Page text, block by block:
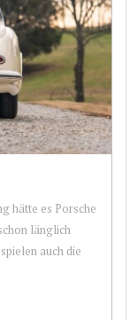
hätte es Porsche
länglich
auch die